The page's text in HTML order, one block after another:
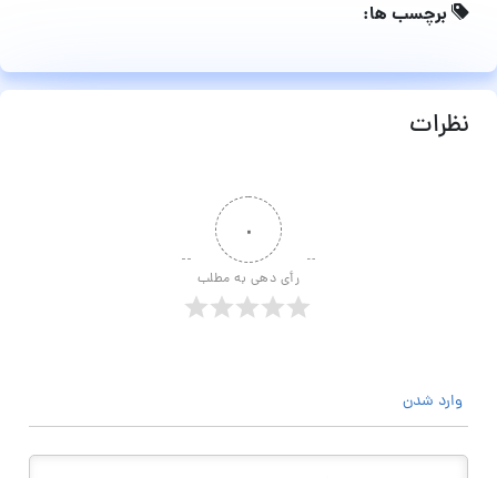
برچسب ها:
نظرات
۰
رأی دهی به مطلب
وارد شدن